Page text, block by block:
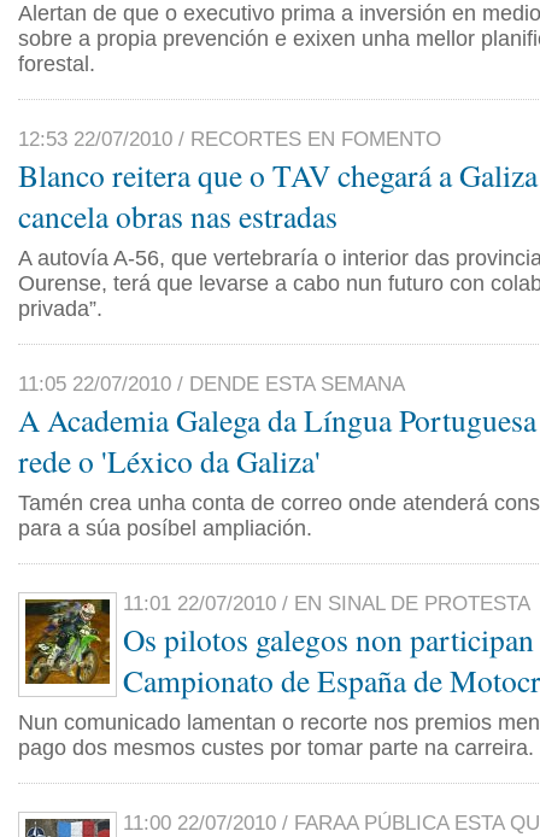
Alertan de que o executivo prima a inversión en
sobre a propia prevención e exixen unha mellor
forestal.
12:53 22/07/2010 / RECORTES EN FOMENTO
Blanco reitera que o TAV chegará a
cancela obras nas estradas
A autovía A-56, que vertebraría o interior das
Ourense, terá que levarse a cabo nun futuro con
privada”.
11:05 22/07/2010 / DENDE ESTA SEMANA
A Academia Galega da Língua
rede o 'Léxico da Galiza'
Tamén crea unha conta de correo onde atenderá
para a súa posíbel ampliación.
11:01 22/07/2010 / EN SINAL DE PROTESTA
Os pilotos galegos non
Campionato de España de
Nun comunicado lamentan o recorte nos premios
pago dos mesmos custes por tomar parte na carreira.
11:00 22/07/2010 / FARAA PÚBLICA ESTA